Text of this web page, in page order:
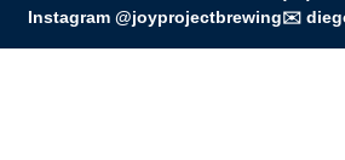
Instagram @joyprojectbrewing✉️